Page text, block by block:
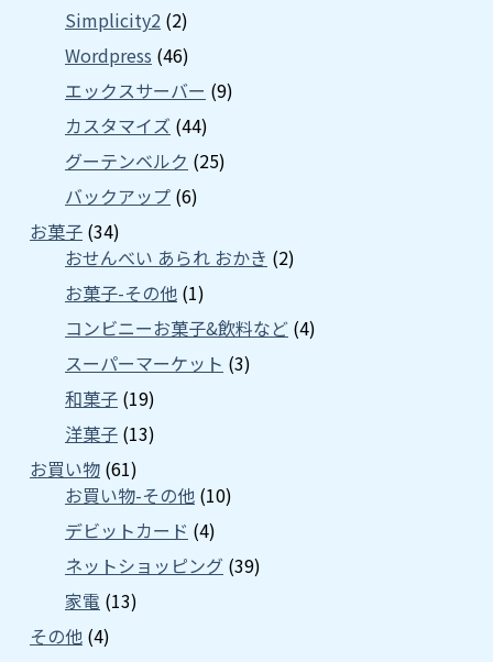
Simplicity2 (2)
Wordpress (46)
エックスサーバー (9)
カスタマイズ (44)
グーテンベルク (25)
バックアップ (6)
お菓子 (34)
おせんべい あられ おかき (2)
お菓子-その他 (1)
コンビニーお菓子&飲料など (4)
スーパーマーケット (3)
和菓子 (19)
洋菓子 (13)
お買い物 (61)
お買い物-その他 (10)
デビットカード (4)
ネットショッピング (39)
家電 (13)
その他 (4)